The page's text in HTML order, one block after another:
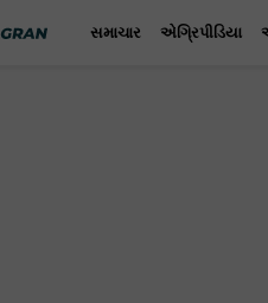
સમાચાર એગ્રિપીડિયા